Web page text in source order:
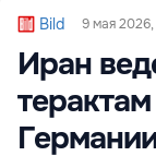
Bild 9 мая 2026,
Иран